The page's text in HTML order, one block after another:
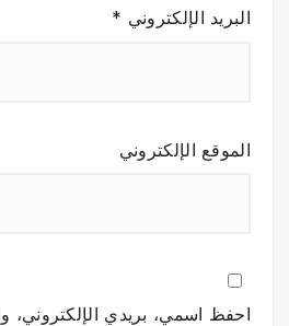
البريد الإلكتروني *
الموقع الإلكتروني
احفظ اسمي، بريدي الإلكتروني،